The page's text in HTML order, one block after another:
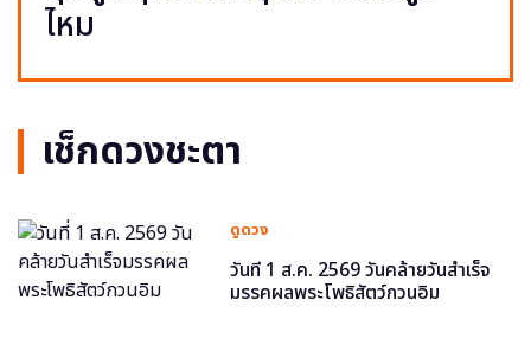
ไหม
เช็กดวงชะตา
ดูดวง
วันที่ 1 ส.ค. 2569 วันคล้ายวันสำเร็จ
มรรคผลพระโพธิสัตว์กวนอิม